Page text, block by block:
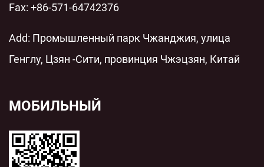
Fax: +86-571-64742376
Add: Промышленный парк Чжанджия, улица
Генглу, Цзян -Сити, провинция Чжэцзян, Китай
МОБИЛЬНЫЙ